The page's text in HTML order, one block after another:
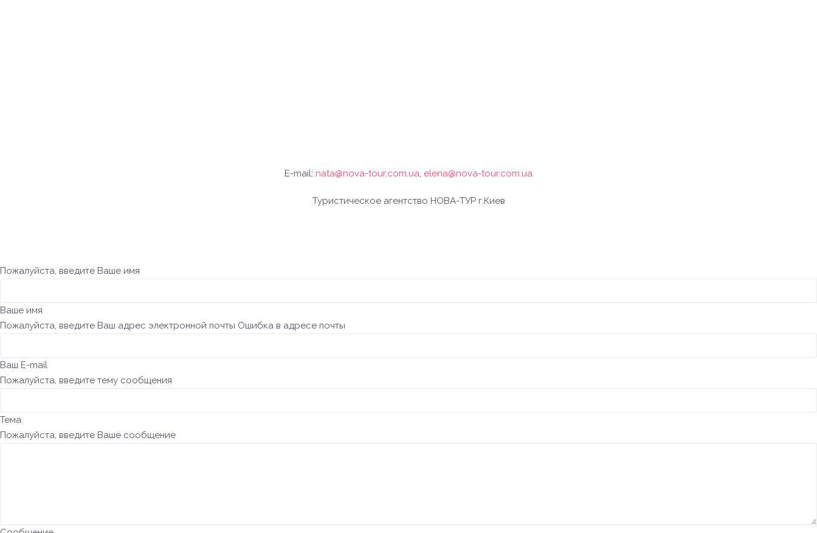
E-mail: nata@nova-tour.com.ua, elena@nova-tour.com.ua
Туристическое агентство НОВА-ТУР г.Киев
Пожалуйста, введите Ваше имя
Ваше имя
Пожалуйста, введите Ваш адрес электронной почты Ошибка в адресе почты
Ваш E-mail
Пожалуйста, введите тему сообщения
Тема
Пожалуйста, введите Ваше сообщение